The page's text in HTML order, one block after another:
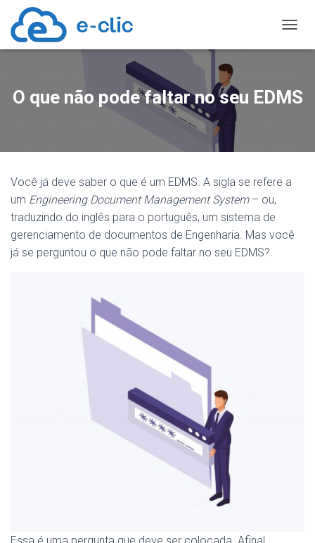
O que não pode faltar no seu EDMS
Você já deve saber o que é um EDMS. A sigla se refere a
um Engineering Document Management System– ou,
traduzindo do inglês para o português, um sistema de
gerenciamento de documentos de Engenharia. Mas você
já se perguntou o que não pode faltar no seu EDMS?